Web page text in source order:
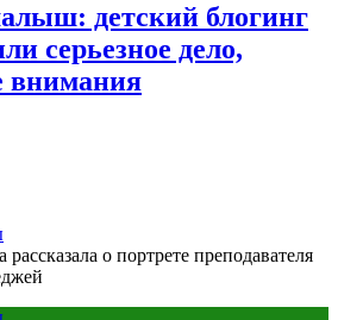
детский блогинг
серьезное дело,
внимания
рассказала о портрете преподавателя